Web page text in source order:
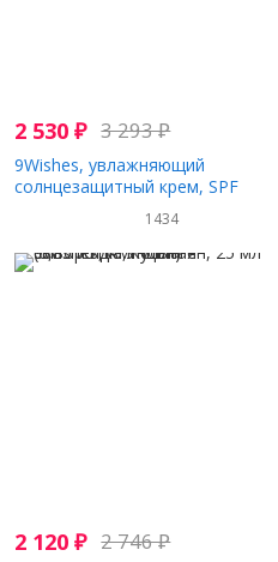
2 530₽ 3 293₽
9Wishes, увлажняющий
солнцезащитный крем, SPF
50+ PA+++, 50 мл (1,7 жидк.
1434
2 120₽ 2 746₽